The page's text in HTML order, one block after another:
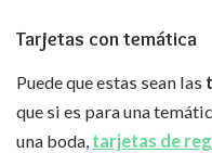
Tarjetas con temática
Puede que estas sean las
que si es para una
una boda, tarjetas de